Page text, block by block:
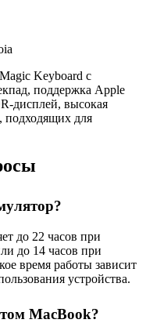
Keyboard с
поддержка Apple
дисплей, высокая
подходящих для
до 22 часов при
до 14 часов при
время работы зависит
устройства.
MacBook?